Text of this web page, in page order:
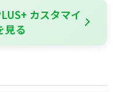
カスタマイ
見る